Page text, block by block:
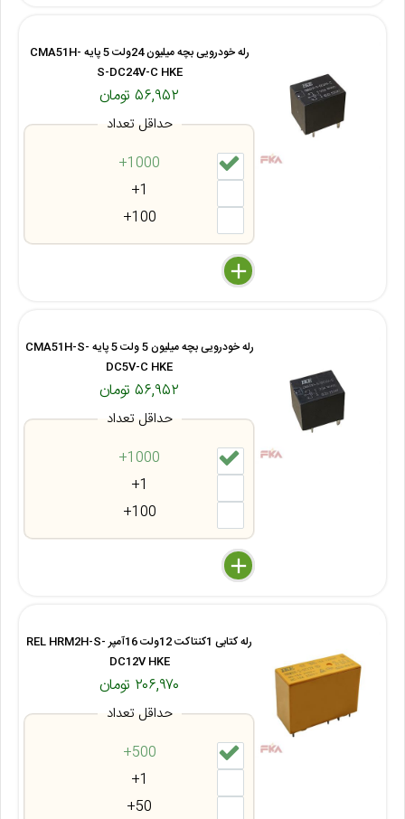
رله خودرویی بچه میلیون 24ولت 5 پایه CMA51H-
S-DC24V-C HKE
۵۶,۹۵۲ تومان
حداقل تعداد
1000+
1+
100+
delete
remove
add
رله خودرویی بچه میلیون 5 ولت 5 پایه CMA51H-S-
DC5V-C HKE
۵۶,۹۵۲ تومان
حداقل تعداد
1000+
1+
100+
delete
remove
add
رله کتابی 1کنتاکت 12ولت 16آمپر REL HRM2H-S-
DC12V HKE
۲۰۶,۹۷۰ تومان
حداقل تعداد
500+
1+
50+